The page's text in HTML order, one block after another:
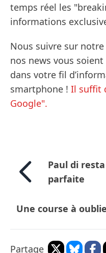
temps réel les
informations
Nous suivre sur
nos news vous
dans votre fil
smartphone ! Il suffit
Google".
Paul di
parfaite
Une course à
Partage